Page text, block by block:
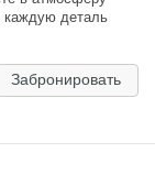
каждую деталь
бархатные
кинокамера
Здесь есть и
стол,
свет, вы
Забронировать